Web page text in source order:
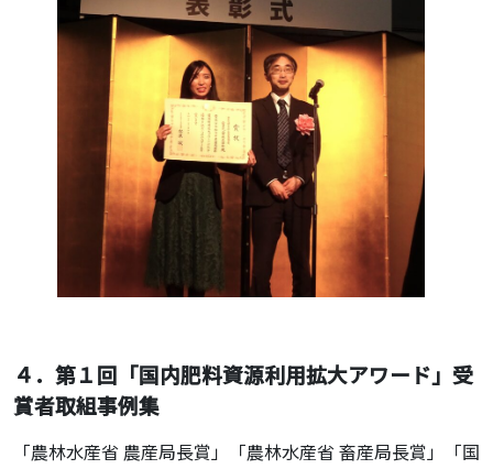
４．第１回「国内肥料資源利用拡大アワード」受
賞者取組事例集
「農林水産省 農産局長賞」「農林水産省 畜産局長賞」「国